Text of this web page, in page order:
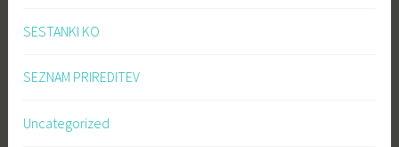
SESTANKI KO
SEZNAM PRIREDITEV
Uncategorized